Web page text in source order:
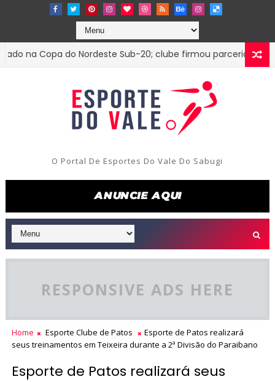
Copa do Nordeste Sub-20; clube firmou parceria com o
O Portal De Esportes Do Vale Do Sabugi
RESPONSIVE ADS HERE
Home Esporte Clube de Patos
Esporte de Patos realizará
seus treinamentos em Teixeira durante a 2ª Divisão do Paraibano
Esporte de Patos realizará seus